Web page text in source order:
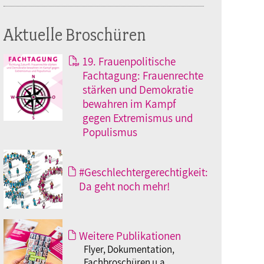
Aktuelle Broschüren
19. Frauenpolitische
Fachtagung: Frauenrechte
stärken und Demokratie
bewahren im Kampf
gegen Extremismus und
Populismus
#Geschlechtergerechtigkeit:
Da geht noch mehr!
Weitere Publikationen
Flyer, Dokumentation,